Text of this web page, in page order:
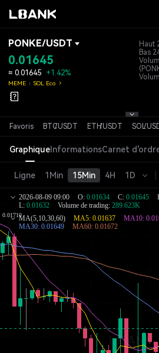
PONKE/USDT
0.01645
≈ 0.01645 +1.42%
MEME SOL Eco
Haut
Bas
Favoris BTC/USDT ETH/USDT SOL/
GraphiqueInformationsCarnet
Ligne 1Min 15Min 4H 1D